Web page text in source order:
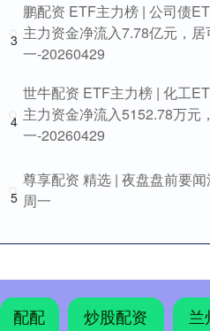
3
鹏配资 ETF主力榜 | 公司债
主力资金净流入7.78亿元，
一-20260429
4
世牛配资 ETF主力榜 | 化工
主力资金净流入5152.78万元
一-20260429
5
尊享配资 精选 | 夜盘盘前要
周一
配配
炒股配资
兰